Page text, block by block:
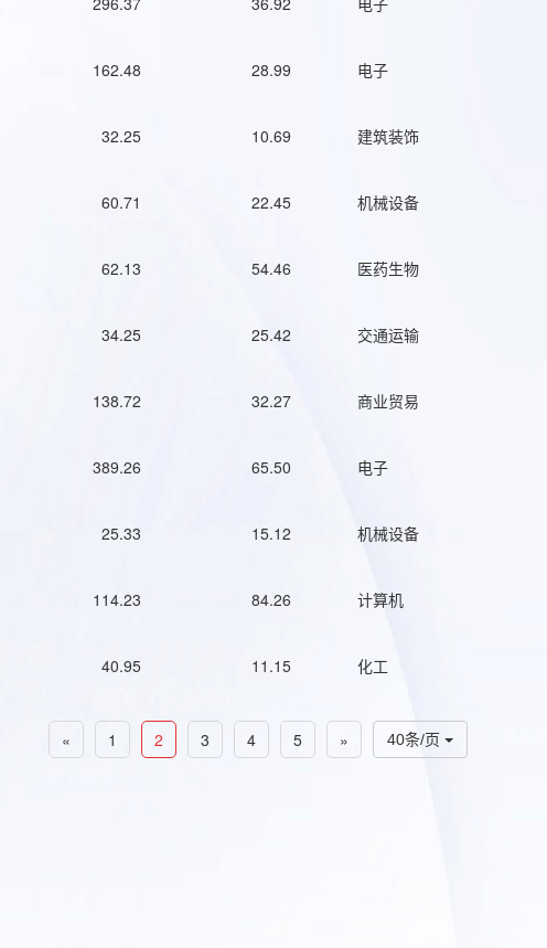
162.48 28.99 电子
32.25 10.69 建筑装饰
60.71 22.45 机械设备
62.13 54.46 医药生物
34.25 25.42 交通运输
138.72 32.27 商业贸易
389.26 65.50 电子
25.33 15.12 机械设备
114.23 84.26 计算机
40.95 11.15 化工
40条/页
« 1 2 3 4 5 »